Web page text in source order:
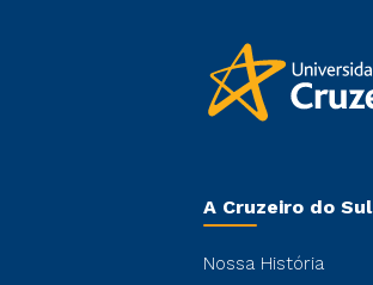
A Cruzeiro do Sul
Nossa História